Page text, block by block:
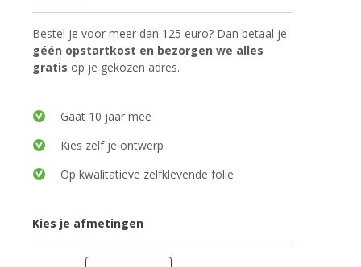
Bestel je voor meer dan 125 euro? Dan betaal je
géén opstartkost en bezorgen we alles
gratis op je gekozen adres.
Gaat 10 jaar mee
Kies zelf je ontwerp
Op kwalitatieve zelfklevende folie
Kies je afmetingen